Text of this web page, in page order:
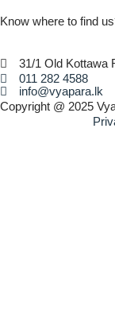
Know where to find
31/1 Old Kottawa
011 282 4588
info@vyapara.lk
Copyright @ 2025